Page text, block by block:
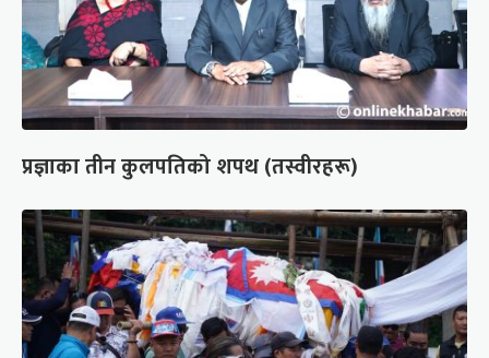
प्रज्ञाका तीन कुलपतिको शपथ (तस्वीरहरू)